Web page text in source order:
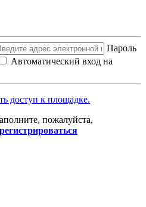
Пароль
Автоматический вход на
доступ к площадке.
пожалуйста,